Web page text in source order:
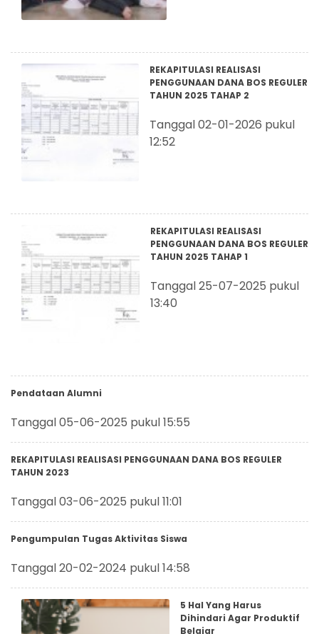
REKAPITULASI REALISASI
PENGGUNAAN DANA BOS REGULER
TAHUN 2025 TAHAP 2
Tanggal 02-01-2026 pukul
12:52
REKAPITULASI REALISASI
PENGGUNAAN DANA BOS REGULER
TAHUN 2025 TAHAP 1
Tanggal 25-07-2025 pukul
13:40
Pendataan Alumni
Tanggal 05-06-2025 pukul 15:55
REKAPITULASI REALISASI PENGGUNAAN DANA BOS REGULER
TAHUN 2023
Tanggal 03-06-2025 pukul 11:01
Pengumpulan Tugas Aktivitas Siswa
Tanggal 20-02-2024 pukul 14:58
5 Hal Yang Harus
Dihindari Agar Produktif
Belajar